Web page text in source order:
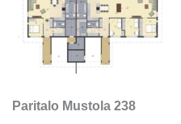
Paritalo Mustola 238